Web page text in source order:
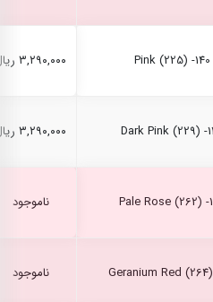
۳,۲۹۰,۰۰۰ ریال
۳,۲۹۰,۰۰۰ ریال
ناموجود
ناموجود